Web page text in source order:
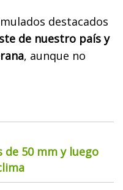
destacados
de nuestro país y
, aunque no
50 mm y luego